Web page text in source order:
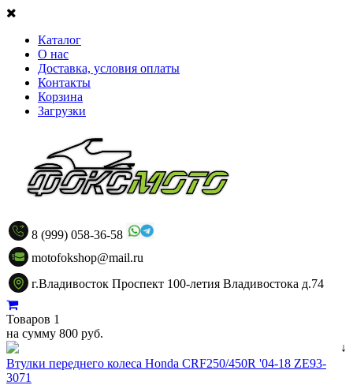
Каталог
О нас
Доставка, условия оплаты
Контакты
Корзина
Загрузки
8 (999) 058-36-58
motofokshop@mail.ru
г.Владивосток Проспект 100-летия Владивостока д.74
Товаров 1
на сумму 800 руб.
↓
Втулки переднего колеса Honda CRF250/450R '04-18 ZE93-
3071